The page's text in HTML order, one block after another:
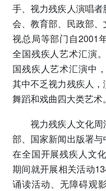
手、视力残疾人演唱
会、教育部、民政部
视总局等部门自2001
全国残疾人艺术汇演
国残疾人艺术汇演中
其中不乏视力残疾人，
舞蹈和戏曲四大类艺术。
视力残疾人文化周
部、国家新闻出版署
在全国开展残疾人文
期间就开展相关活动
诵读活动、无障碍观